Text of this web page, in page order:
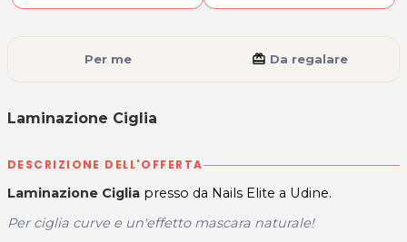
Laminazione Ciglia
Per me card_giftcard Da regalare
DESCRIZIONE DELL'OFFERTA
Laminazione Ciglia presso da Nails Elite a Udine.
Per ciglia curve e un'effetto mascara naturale!